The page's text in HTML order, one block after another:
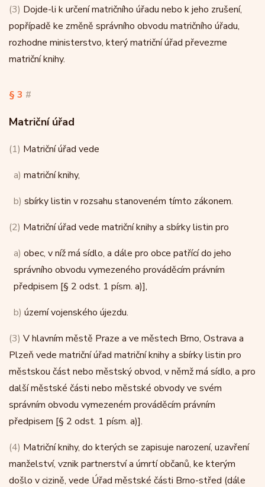
(3) Dojde-li k určení matričního úřadu nebo k jeho zrušení,
popřípadě ke změně správního obvodu matričního úřadu,
rozhodne ministerstvo, který matriční úřad převezme
matriční knihy.
§ 3 #
Matriční úřad
(1) Matriční úřad vede
a) matriční knihy,
b) sbírky listin v rozsahu stanoveném tímto zákonem.
(2) Matriční úřad vede matriční knihy a sbírky listin pro
a) obec, v níž má sídlo, a dále pro obce patřící do jeho
správního obvodu vymezeného prováděcím právním
předpisem [§ 2 odst. 1 písm. a)],
b) území vojenského újezdu.
(3) V hlavním městě Praze a ve městech Brno, Ostrava a
Plzeň vede matriční úřad matriční knihy a sbírky listin pro
městskou část nebo městský obvod, v němž má sídlo, a pro
další městské části nebo městské obvody ve svém
správním obvodu vymezeném prováděcím právním
předpisem [§ 2 odst. 1 písm. a)].
(4) Matriční knihy, do kterých se zapisuje narození, uzavření
manželství, vznik partnerství a úmrtí občanů, ke kterým
došlo v cizině, vede Úřad městské části Brno-střed (dále